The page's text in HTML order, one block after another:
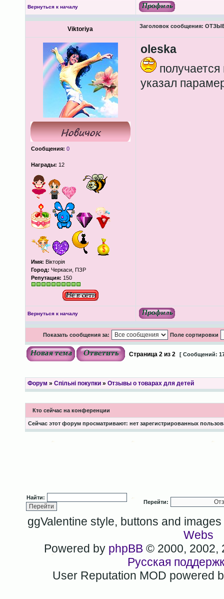
Вернуться к началу
Viktoriya Заголовок сообщения:
Сообщения: 0
Награды: 12
Имя: Вікторія
Город: Черкаси, ПЗР
Репутация: 150
oleska
получается
указал
Вернуться к началу
Показать сообщения за: Поле сортировки
Страница 2из 2 [ Сообщений:
Форум » Спільні покупки» Отзывы о товарах для детей
Кто сейчас на конференции
Сейчас этот форум просматривают: нет зарегистрированных
Найти:
Перейти:
ggValentine style, buttons and
Webs
Powered by phpBB © 2000, 2002,
Русская
User Reputation MOD powered